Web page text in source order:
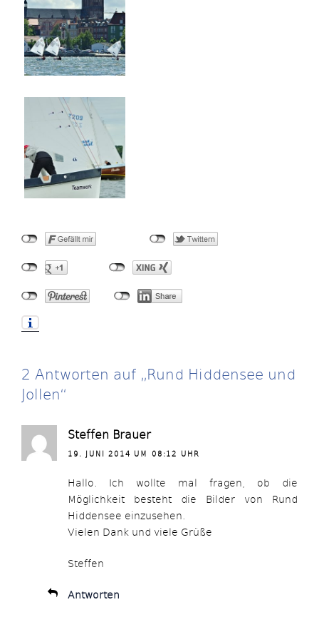
2 Antworten auf „Rund Hiddensee und
Jollen“
Steffen Brauer
19. JUNI 2014 UM 08:12 UHR
Hallo. Ich wollte mal fragen, ob die
Möglichkeit besteht die Bilder von Rund
Hiddensee einzusehen.
Vielen Dank und viele Grüße
Steffen
Antworten